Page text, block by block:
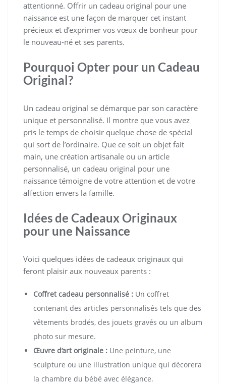
attentionné. Offrir un cadeau original pour une
naissance est une façon de marquer cet instant
précieux et d’exprimer vos vœux de bonheur pour
le nouveau-né et ses parents.
Pourquoi Opter pour un Cadeau
Original?
Un cadeau original se démarque par son caractère
unique et personnalisé. Il montre que vous avez
pris le temps de choisir quelque chose de spécial
qui sort de l’ordinaire. Que ce soit un objet fait
main, une création artisanale ou un article
personnalisé, un cadeau original pour une
naissance témoigne de votre attention et de votre
affection envers la famille.
Idées de Cadeaux Originaux
pour une Naissance
Voici quelques idées de cadeaux originaux qui
feront plaisir aux nouveaux parents :
Coffret cadeau personnalisé : Un coffret
contenant des articles personnalisés tels que des
vêtements brodés, des jouets gravés ou un album
photo sur mesure.
Œuvre d’art originale : Une peinture, une
sculpture ou une illustration unique qui décorera
la chambre du bébé avec élégance.